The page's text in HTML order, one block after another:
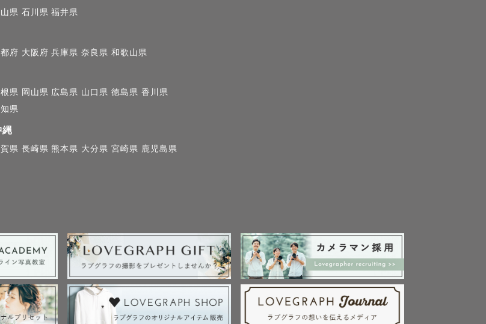
ok
坐摩神社、難波神社、成田山不動尊、都島神社、野見神社、豊
県 石川県 福井県
府 大阪府 兵庫県 奈良県 和歌山県
県 岡山県 広島県 山口県 徳島県 香川県
県
縄
県 長崎県 熊本県 大分県 宮崎県 鹿児島県